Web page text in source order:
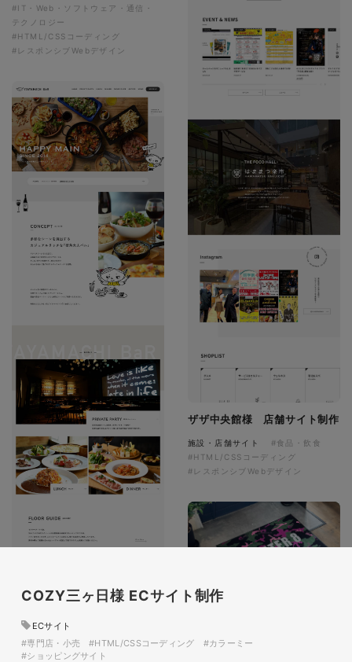
#IT・Web・ソフトウェア・通信・
テクノロジー
#HTML/CSSコーディング
#レスポンシブWebデザイン
ザザ中央館様 店舗サイト制作
施設・店舗サイト
#食品・飲食
#HTML/CSSコーディング
#レスポンシブWebデザイン
アマット
COZY三ヶ日様 ECサイト制作
ECサイト
#専門店・小売
#HTML/CSSコーディング
#カラーミー
#ショッピングサイト